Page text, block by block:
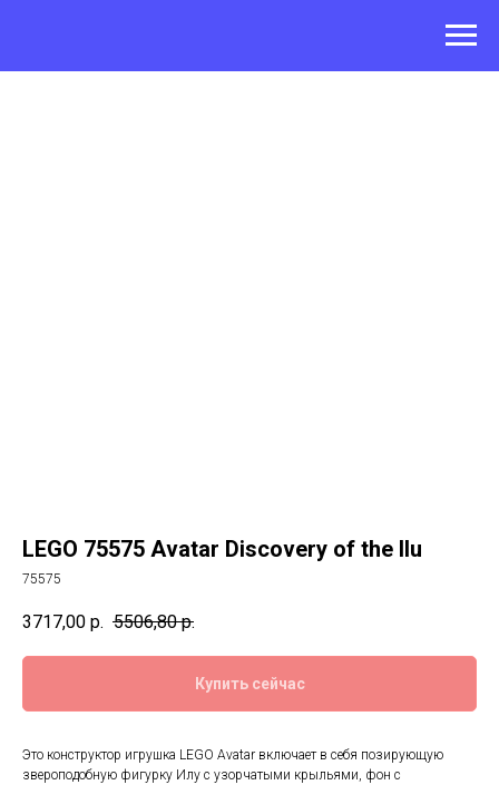
LEGO 75575 Avatar Discovery of the Ilu
75575
3717,00 р. 5506,80 р.
Купить сейчас
Это конструктор игрушка LEGO Avatar включает в себя позирующую
звероподобную фигурку Илу с узорчатыми крыльями, фон с